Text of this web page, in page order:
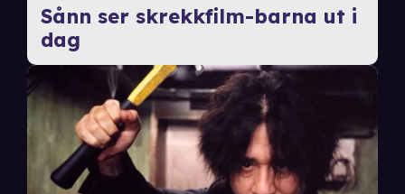
Sånn ser skrekkfilm-barna ut i
dag